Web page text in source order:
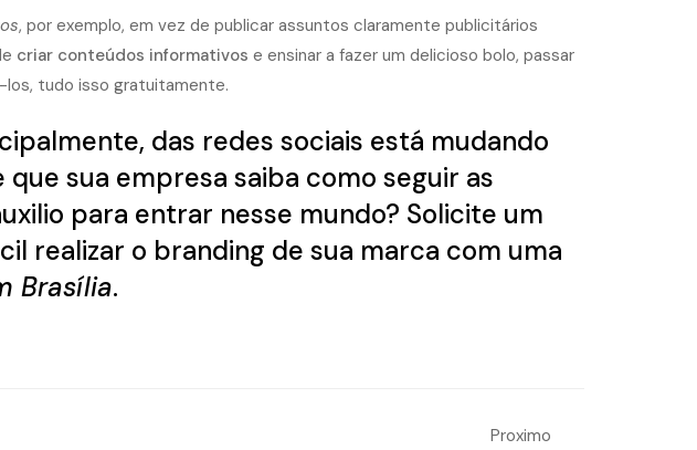
, por exemplo, em vez de publicar assuntos claramente publicitários
criar conteúdos informativos e ensinar a fazer um delicioso bolo, passar
tudo isso gratuitamente.
das redes sociais está mudando
sua empresa saiba como seguir as
para entrar nesse mundo? Solicite um
realizar o branding de sua marca com uma
Brasília.
Proximo